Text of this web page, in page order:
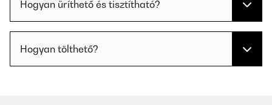
Hogyan üríthető és tisztítható?
Hogyan tölthető?